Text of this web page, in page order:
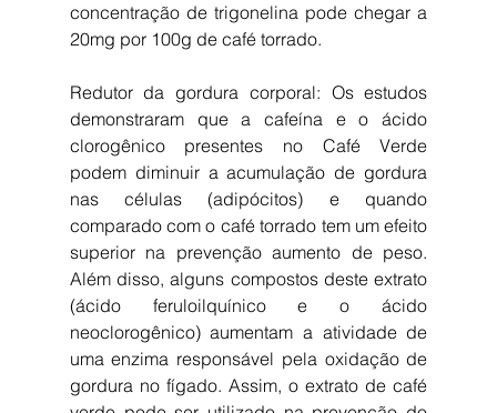
concentração de trigonelina pode chegar a
20mg por 100g de café torrado.
Redutor da gordura corporal: Os estudos
demonstraram que a cafeína e o ácido
clorogênico presentes no Café Verde
podem diminuir a acumulação de gordura
nas células (adipócitos) e quando
comparado com o café torrado tem um efeito
superior na prevenção aumento de peso.
Além disso, alguns compostos deste extrato
(ácido feruloilquínico e o ácido
neoclorogênico) aumentam a atividade de
uma enzima responsável pela oxidação de
gordura no fígado. Assim, o extrato de café